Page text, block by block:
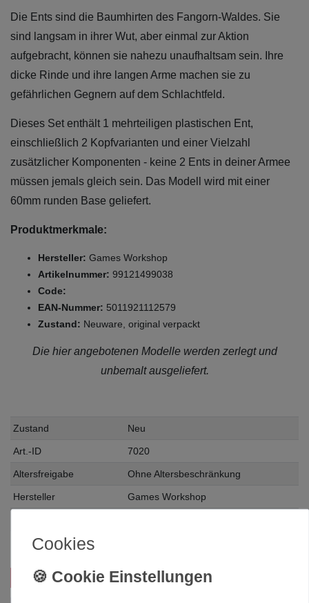
Die Ents sind die Baumhirten des Fangorn-Waldes. Sie
sind langsam in ihrer Wut, aber einmal zur Aktion
aufgebracht, können sie nahezu unaufhaltsam sein. Ihre
dicke Rinde und ihre langen Arme machen sie zu
gefährlichen Gegnern auf dem Schlachtfeld.
Dieses Set enthält 1 mehrteiligen plastischen Ent,
einschließlich 2 Kopfvarianten und einer Vielzahl
zusätzlicher Komponenten - keine 2 Ents in deiner Armee
müssen jemals gleich sein. Das Modell wird mit einer
60mm runden Base geliefert.
Produktmerkmale:
Hersteller: Games Workshop
Artikelnummer: 99121499038
Code:
EAN-Nummer: 5011921112579
Zustand: Neuware, original verpackt
Die hier angebotenen Modelle werden zerlegt und
unbemalt ausgeliefert.
Zustand Neu
Art.-ID 7020
Altersfreigabe Ohne Altersbeschränkung
Hersteller Games Workshop
Inhalt
Das passt zu diesem Produkt:
Cookies